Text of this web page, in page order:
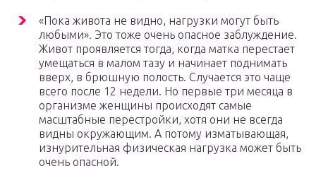
«Пока живота не видно, нагрузки могут быть
любыми». Это тоже очень опасное заблуждение.
Живот проявляется тогда, когда матка перестает
умещаться в малом тазу и начинает поднимать
вверх, в брюшную полость. Случается это чаще
всего после 12 недели. Но первые три месяца в
организме женщины происходят самые
масштабные перестройки, хотя они не всегда
видны окружающим. А потому изматывающая,
изнурительная физическая нагрузка может быть
очень опасной.